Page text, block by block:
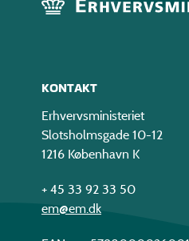
KONTAKT
Erhvervsministeriet
Slotsholmsgade 10-12
1216 København K
+ 45 33 92 33 50
em@em.dk